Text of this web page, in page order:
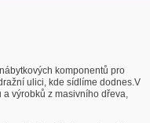
komponentů pro
ulici, kde sídlíme dodnes.V
výrobků z masivního dřeva,